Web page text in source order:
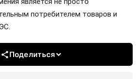
потребителем товаров и
Поделиться